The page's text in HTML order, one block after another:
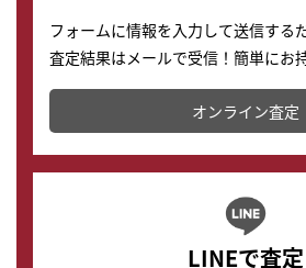
フォームに情報を入力して送信するだ
査定結果はメールで受信！簡単にお
かります。
オンライン査定
LINEで査定